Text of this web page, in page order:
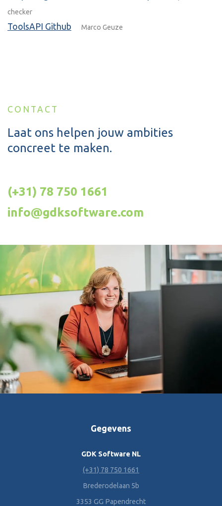
checker
ToolsAPI Github Marco Geuze
CONTACT
Laat ons helpen jouw ambities
concreet te maken.
(+31) 78 750 1661
info@gdksoftware.com
Gegevens
GDK Software NL
(+31) 78 750 1661
Brederodelaan 5b
3353 GG Papendrecht